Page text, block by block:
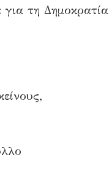
τη Δημοκρατία